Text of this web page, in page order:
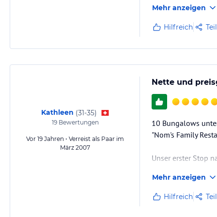
Mehr anzeigen
Hilfreich
Kathleen (31-35)
19Bewertungen
Vor 19 Jahren • Verreist als Paar im
März 2007
Nette und
10 Bungalows
"Nom's Family
Unser erster Stop
den Similans.
Father & Son
Mehr anzeigen
Hilfreich